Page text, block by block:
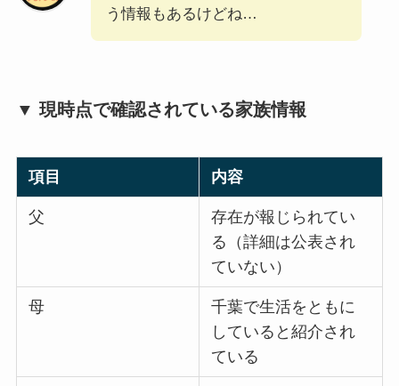
う情報もあるけどね…
▼ 現時点で確認されている家族情報
項目 内容
父
存在が報じられてい
る（詳細は公表され
ていない）
母
千葉で生活をともに
していると紹介され
ている